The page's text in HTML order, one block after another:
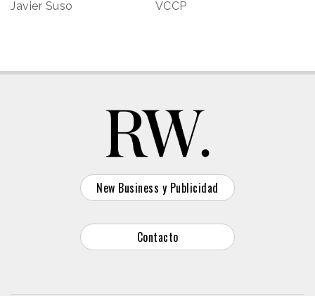
Javier Suso VCCP
New Business y Publicidad
Contacto